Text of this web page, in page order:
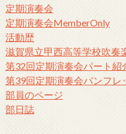
定期演奏会
定期演奏会MemberOnly
活動歴
滋賀県立甲西高等学校吹奏
第32回定期演奏会パート紹
第39回定期演奏会パンフレ
部員のページ
部日誌